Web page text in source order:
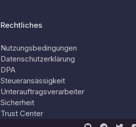
Rechtliches
Nutzungsbedingungen
Datenschutzerklärung
DPA
Steueransässigkeit
Unterauftragsverarbeiter
Sicherheit
Trust Center